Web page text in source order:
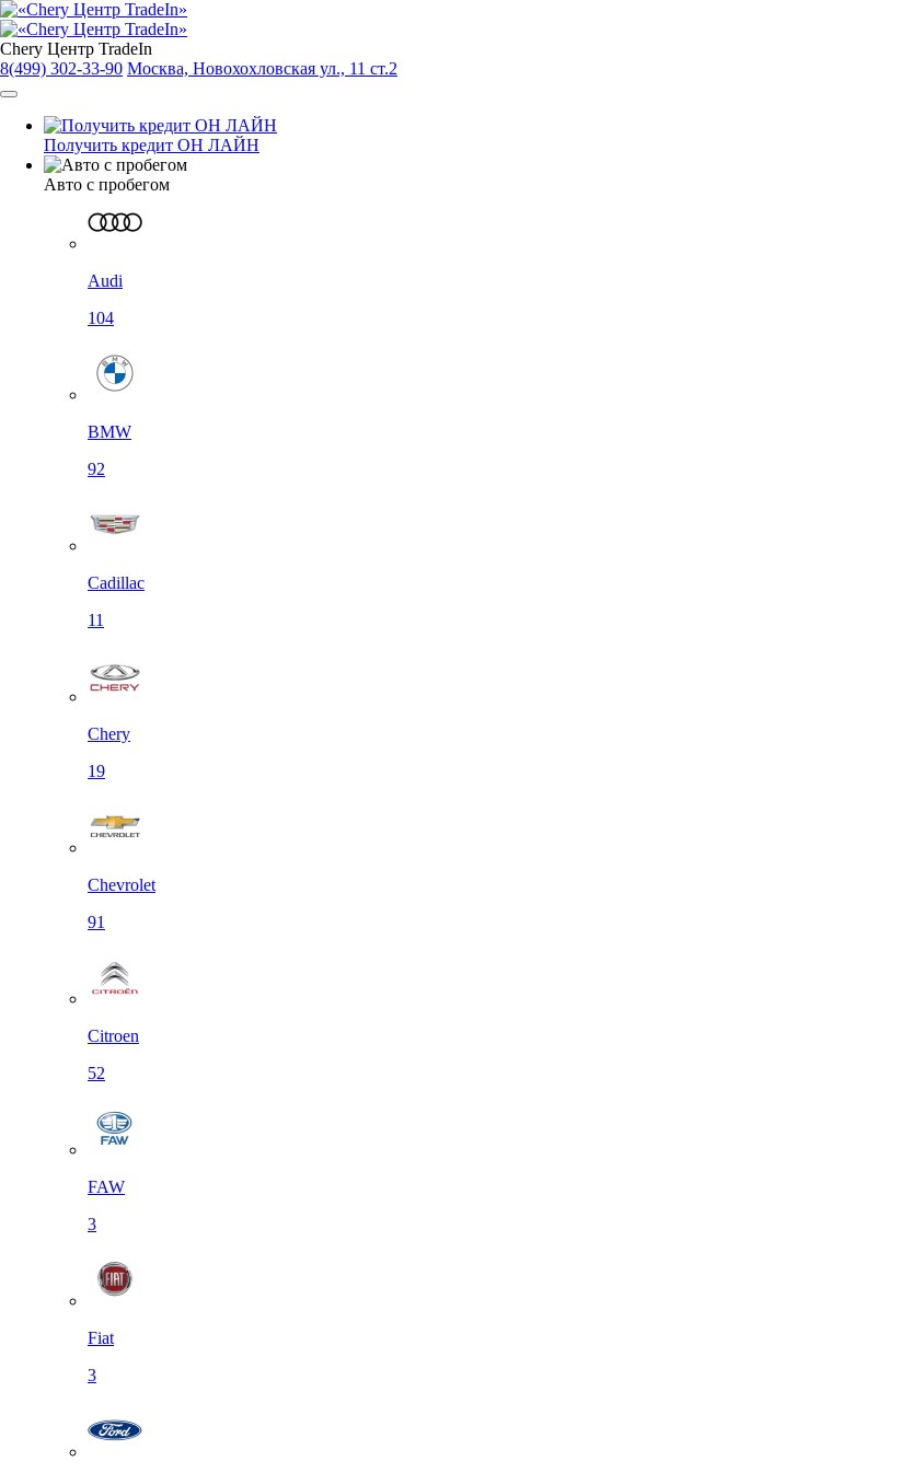
Chery Центр TradeIn
8(499) 302-33-90 Москва, Новохохловская ул., 11 ст.2
Получить кредит ОН ЛАЙН
Авто с пробегом
Audi
104
BMW
92
Cadillac
11
Chery
19
Chevrolet
91
Citroen
52
FAW
3
Fiat
3